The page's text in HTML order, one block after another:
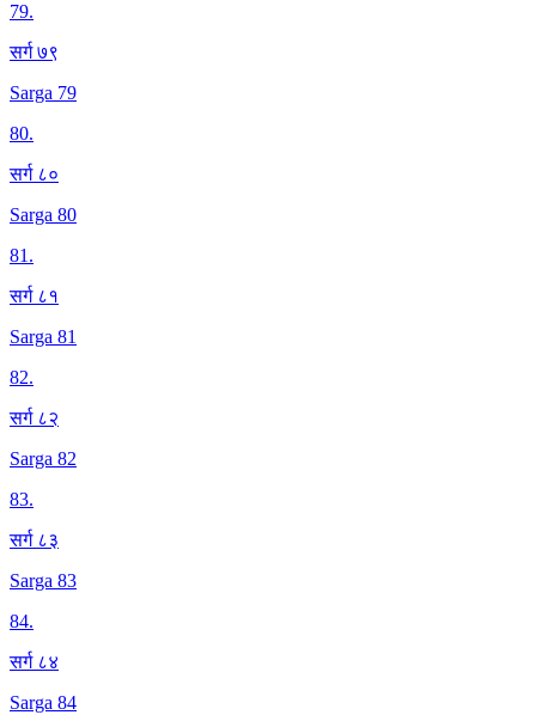
79.
सर्ग ७९
Sarga 79
80.
सर्ग ८०
Sarga 80
81.
सर्ग ८१
Sarga 81
82.
सर्ग ८२
Sarga 82
83.
सर्ग ८३
Sarga 83
84.
सर्ग ८४
Sarga 84